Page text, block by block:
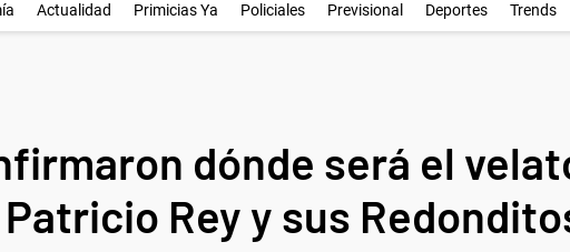
Actualidad Primicias Ya Policiales Previsional Deportes Trends
dónde será el
Rey y sus